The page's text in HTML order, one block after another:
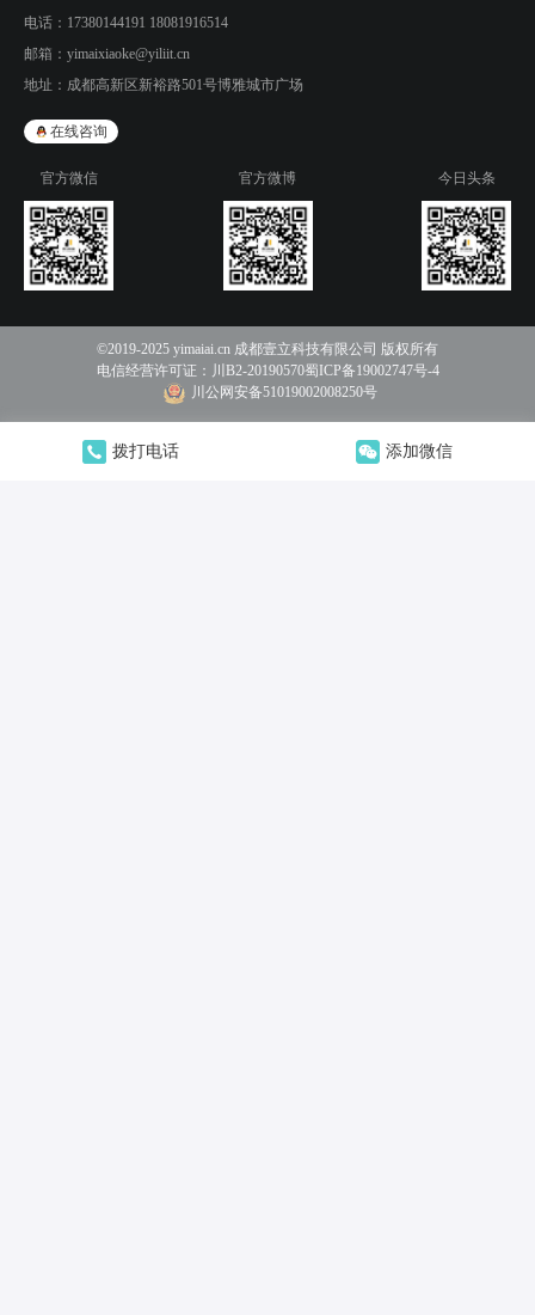
拨打电话 添加微信
电话： 17380144191 18081916514
邮箱： yimaixiaoke@yiliit.cn
地址： 成都高新区新裕路501号博雅城市广场
在线咨询
官方微信 官方微博 今日头条
©2019-2025 yimaiai.cn 成都壹立科技有限公司 版权所有
电信经营许可证： 川B2-20190570蜀ICP备19002747号-4
川公网安备51019002008250号